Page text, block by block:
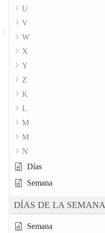
U
V
W
X
Y
Z
K
L
M
M
N
Días
Semana
DÍAS DE LA SEMANA
Semana